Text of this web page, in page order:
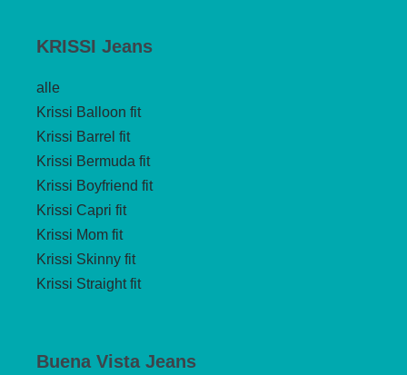
KRISSI Jeans
alle
Krissi Balloon fit
Krissi Barrel fit
Krissi Bermuda fit
Krissi Boyfriend fit
Krissi Capri fit
Krissi Mom fit
Krissi Skinny fit
Krissi Straight fit
Buena Vista Jeans